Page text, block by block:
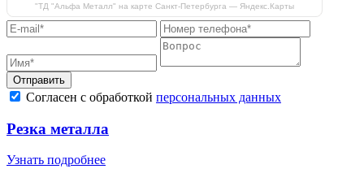
"ТД "Альфа Металл" на карте Санкт‑Петербурга — Яндекс.Карты
Отправить
Согласен с обработкой персональных данных
Резка металла
Узнать подробнее